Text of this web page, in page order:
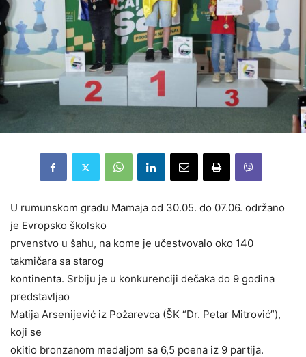
U rumunskom gradu Mamaja od 30.05. do 07.06. održano
je Evropsko školsko
prvenstvo u šahu, na kome je učestvovalo oko 140
takmičara sa starog
kontinenta. Srbiju je u konkurenciji dečaka do 9 godina
predstavljao
Matija Arsenijević iz Požarevca (ŠK “Dr. Petar Mitrović”),
koji se
okitio bronzanom medaljom sa 6,5 poena iz 9 partija.